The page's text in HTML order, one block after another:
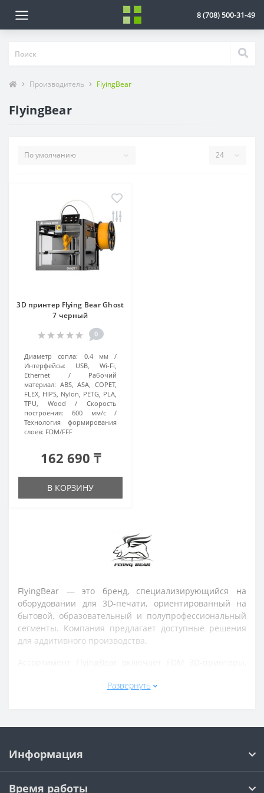
8 (708) 500-31-49
Производитель FlyingBear
FlyingBear
3D принтер Flying Bear Ghost
7 черный
0
Диаметр сопла:
0.4 мм
Интерфейсы:
USB, Wi-Fi,
Ethernet
Рабочий
материал: ABS, ASA, COPET,
FLEX, HIPS, Nylon, PETG, PLA,
TPU, Wood
Скорость
построения:
600 мм/с
Технология формирования
слоев: FDM/FFF
162 690 ₸
В КОРЗИНУ
FlyingBear — это бренд, специализирующийся на
оборудовании для 3D-печати, ориентированный на
бытовой, образовательный и полупрофессиональный
сегменты. Компания предлагает доступные решения
для аддитивного производства.
печати. Продукция широко используется для обучения,
как для начинающих, так и для пользователей с
Развернуть
Информация
Время работы